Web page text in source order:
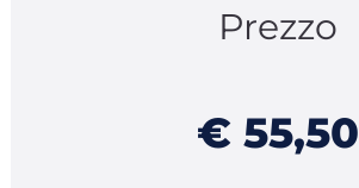
Prezzo
€ 55,50